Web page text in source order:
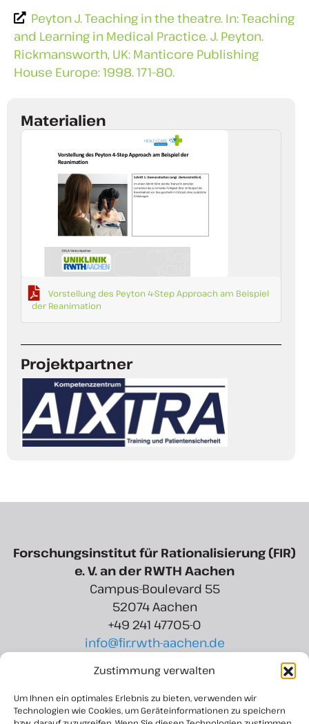
Zustimmung verwalten
Um Ihnen ein optimales Erlebnis zu bieten, verwenden wir
Technologien wie Cookies, um Geräteinformationen zu speichern
Peyton J. Teaching in the theatre. In: Teaching
and Learning in Medical Practice. J. Peyton.
Rickmansworth, UK: Manticore Publishing
House Europe: 1998. 171–80.
Materialien
Vorstellung des Peyton 4-Step Approach am Beispiel
der Reanimation
Projektpartner
Forschungsinstitut für Rationalisierung (FIR)
e. V. an der RWTH Aachen
Campus-Boulevard 55
52074 Aachen
+49 241 47705-0
info@fir.rwth-aachen.de
Region Aachen Zweckverband
Rotter Bruch 6
52068 Aachen